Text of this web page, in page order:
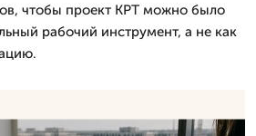
чтобы проект КРТ можно было
рабочий инструмент, а не как